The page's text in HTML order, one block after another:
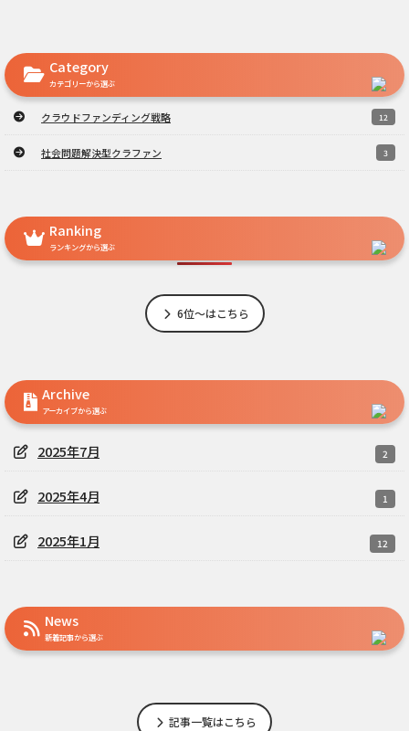
Category
カテゴリーから選ぶ
クラウドファンディング戦略 12
社会問題解決型クラファン 3
Ranking
ランキングから選ぶ
6位～はこちら
Archive
アーカイブから選ぶ
2025年7月 2
2025年4月 1
2025年1月 12
News
新着記事から選ぶ
記事一覧はこちら